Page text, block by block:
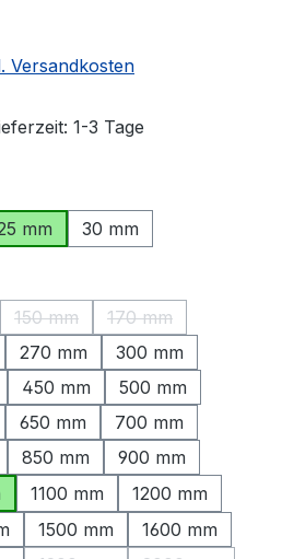
Versandkosten
1-3 Tage
mm 30 mm
nicht verfügbar.)
ist zurzeit nicht verfügbar.)
150 mm
(Diese Option ist zurzeit nicht
170 mm
(Diese Option ist
nicht verfügbar.)
270 mm
300 mm
450 mm
500 mm
650 mm
700 mm
850 mm
900 mm
1100 mm
1200 mm
1500 mm
1600 mm